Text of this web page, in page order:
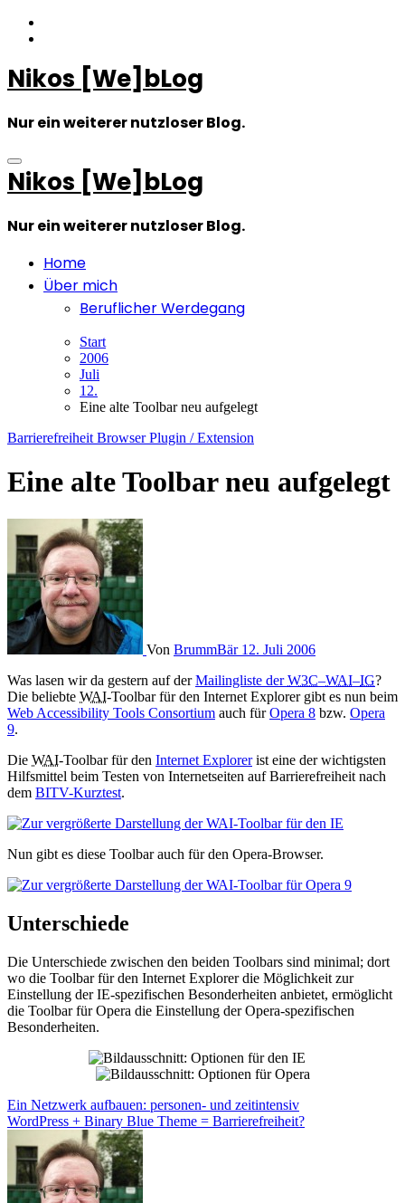
Zum
Inhalt
Nikos [We]bLog
Nur ein weiterer nutzloser Blog.
Nikos [We]bLog
Nur ein weiterer nutzloser Blog.
Home
Über mich
Beruflicher Werdegang
Start
2006
Juli
12.
Eine alte Toolbar neu aufgelegt
Barrierefreiheit BrowserPlugin / Extension
Eine alte Toolbar neu aufgelegt
Von BrummBär 12. Juli 2006
Was lasen wir da gestern auf derMailingliste derW3C–WAI–IG?
Die beliebte WAI-Toolbar für den Internet Explorer gibt es nun beim
Web Accessibility Tools Consortium auch fürOpera 8 bzw. Opera
9.
Die WAI-Toolbar für den Internet Explorerist eine der wichtigsten
Hilfsmittel beim Testen von Internetseiten auf Barrierefreiheit nach
dem BITV-Kurztest.
Nun gibt es diese Toolbar auch für den Opera-Browser.
Unterschiede
Die Unterschiede zwischen den beiden Toolbars sind minimal; dort
wo die Toolbar für den Internet Explorer die Möglichkeit zur
Einstellung der IE-spezifischen Besonderheiten anbietet, ermöglicht
die Toolbar für Opera die Einstellung der Opera-spezifischen
Besonderheiten.
Beitragsnavigation
Ein Netzwerk aufbauen: personen- und zeitintensiv
WordPress + Binary Blue Theme = Barrierefreiheit?